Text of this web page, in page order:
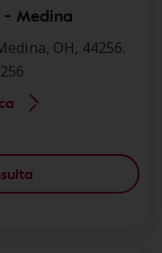
- Medina
OH, 44256.